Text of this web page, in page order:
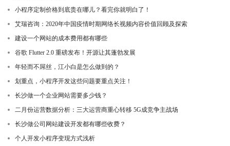
小程序定制价格到底贵在哪儿？看完你就明白了！
艾瑞咨询：2020年中国疫情时期网络长视频内容价值回顾及探索
建设一个网站的成本费用都有哪些
谷歌 Flutter 2.0 重磅发布！开源让其蓬勃发展
年轻而不屌丝，江小白是怎么做到的？
划重点，小程序开发这些问题要重点关注！
长沙做一个企业网站需要多少钱？
二月份运营数据分析：三大运营商重心转移 5G成竞争主战场
长沙做公司网站建设开发都有哪些收费？
个人开发小程序变现方式浅析